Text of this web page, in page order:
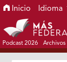
Ir al menú de
Ir al contenido
Ir al pie de
Inicio Idioma
Podcast 2026 Archivos